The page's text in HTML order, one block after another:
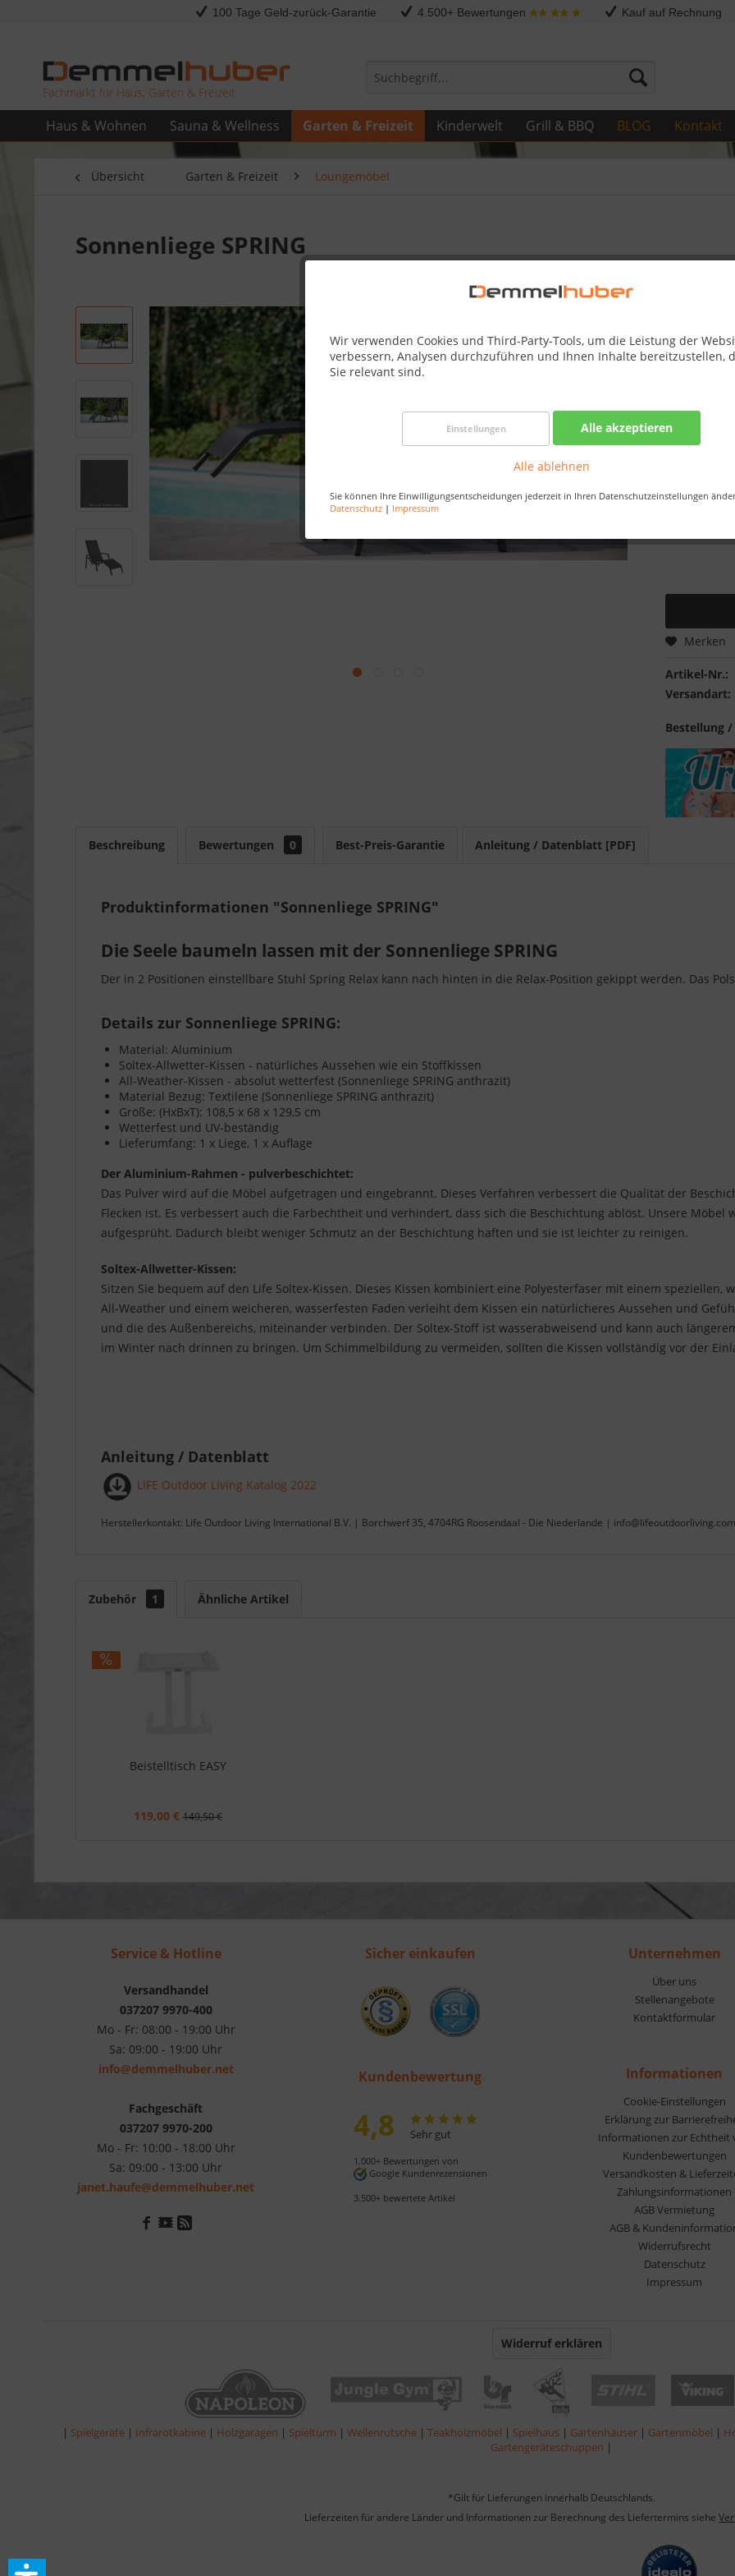
100 Tage Geld-zurück-Garantie 4.500+ Bewertungen Kauf auf Rechnung
Fachmarkt für Haus, Garten & Freizeit
Haus & Wohnen Sauna & Wellness Garten & Freizeit Kinderwelt Grill & BBQ BLOG Kontakt
Wir verwenden Cookies und Third-Party-Tools, um die Leistung der
verbessern, Analysen durchzuführen und Ihnen Inhalte bereitzustellen,
Sie relevant sind.
Einstellungen Alle akzeptieren
Alle ablehnen
Sie können Ihre Einwilligungsentscheidungen jederzeit in Ihren Datenschutzeinstellungen
Datenschutz | Impressum
Übersicht Garten & Freizeit Loungemöbel
Sonnenliege SPRING
Kostenlose
Merken
Artikel-Nr.:
Versandart:
Bestellung
Beschreibung Bewertungen 0 Best-Preis-Garantie Anleitung / Datenblatt [PDF]
Produktinformationen "Sonnenliege SPRING"
Die Seele baumeln lassen mit der Sonnenliege SPRING
Der in 2 Positionen einstellbare Stuhl Spring Relax kann nach hinten in die Relax-Position gekippt werden. Das
Details zur Sonnenliege SPRING:
Material: Aluminium
Soltex-Allwetter-Kissen - natürliches Aussehen wie ein Stoffkissen
All-Weather-Kissen - absolut wetterfest (Sonnenliege SPRING anthrazit)
Material Bezug: Textilene (Sonnenliege SPRING anthrazit)
Größe: (HxBxT): 108,5 x 68 x 129,5 cm
Wetterfest und UV-beständig
Lieferumfang: 1 x Liege, 1 x Auflage
Der Aluminium-Rahmen - pulverbeschichtet:
Das Pulver wird auf die Möbel aufgetragen und eingebrannt. Dieses Verfahren verbessert die Qualität der
Flecken ist. Es verbessert auch die Farbechtheit und verhindert, dass sich die Beschichtung ablöst. Unsere
aufgesprüht. Dadurch bleibt weniger Schmutz an der Beschichtung haften und sie ist leichter zu reinigen.
Soltex-Allwetter-Kissen:
Sitzen Sie bequem auf den Life Soltex-Kissen. Dieses Kissen kombiniert eine Polyesterfaser mit einem speziellen,
All-Weather und einem weicheren, wasserfesten Faden verleiht dem Kissen ein natürlicheres Aussehen und
und die des Außenbereichs, miteinander verbinden. Der Soltex-Stoff ist wasserabweisend und kann auch
im Winter nach drinnen zu bringen. Um Schimmelbildung zu vermeiden, sollten die Kissen vollständig vor der
Anleitung / Datenblatt
LIFE Outdoor Living Katalog 2022
Herstellerkontakt: Life Outdoor Living International B.V. | Borchwerf 35, 4704RG Roosendaal - Die Niederlande | info@lifeoutdoorliving.com
Zubehör 1 Ähnliche Artikel
Beistelltisch EASY
119,00 € 149,50 €
Service & Hotline
Versandhandel
037207 9970-400
Mo - Fr: 08:00 - 19:00 Uhr
Sa: 09:00 - 19:00 Uhr
info@demmelhuber.net
Fachgeschäft
037207 9970-200
Mo - Fr: 10:00 - 18:00 Uhr
Sa: 09:00 - 13:00 Uhr
janet.haufe@demmelhuber.net
Sicher einkaufen
Kundenbewertung
4,8 Sehr gut
1.000+ Bewertungen von
Google Kundenrezensionen
3.500+ bewertete Artikel
Unternehmen
Über uns
Stellenangebote
Kontaktformular
Informationen
Cookie-Einstellungen
Erklärung zur
Informationen zur Echtheit
Kundenbewertungen
Versandkosten &
Zahlungsinformationen
AGB Vermietung
AGB &
Widerrufsrecht
Datenschutz
Impressum
Widerruf erklären
| Spielgeräte | Infrarotkabine | Holzgaragen | Spielturm | Wellenrutsche | Teakholzmöbel | Spielhaus | Gartenhäuser | Gartenmöbel |
Gartengeräteschuppen |
*Gilt für Lieferungen innerhalb Deutschlands.
Lieferzeiten für andere Länder und Informationen zur Berechnung des Liefertermins siehe